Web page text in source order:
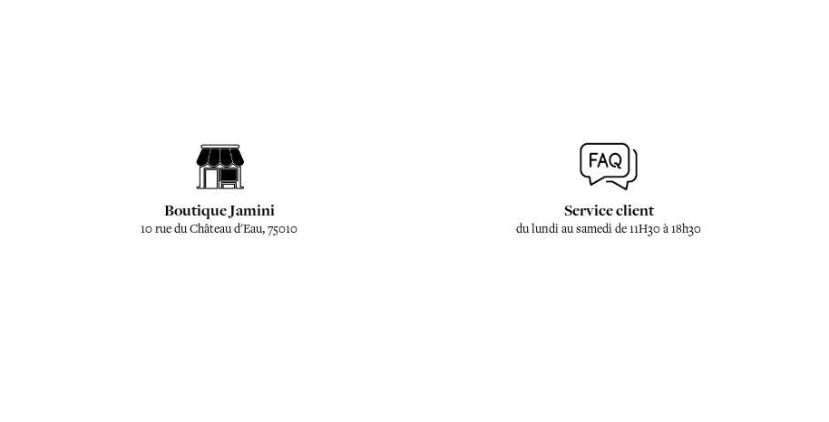
Boutique Jamini
10 rue du Château d'Eau, 75010
Service client
du lundi au samedi de 11H30 à 18h30